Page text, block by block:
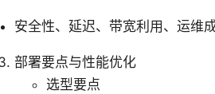
安全性、延迟、带宽利用、运维
部署要点与性能优化
选型要点